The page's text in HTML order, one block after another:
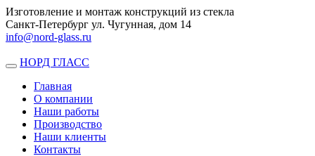
Изготовление и монтаж конструкций из стекла
Санкт-Петербург ул. Чугунная, дом 14
info@nord-glass.ru
Toggle
navigation
НОРД ГЛАСС
Главная
О компании
Наши работы
Производство
Наши клиенты
Контакты